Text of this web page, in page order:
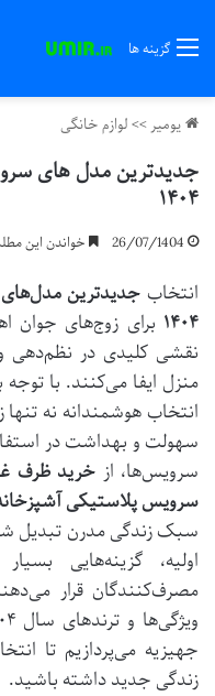
گزینه ها
یومیر>>لوازم خانگی
جدیدترین مدل های
۱۴۰۴
26/07/1404 خواندن این مطلب 9 دقیقه زمان
انتخاب جدیدترین
۱۴۰۴ برای زوج‌های جوان
نقشی کلیدی در نظم‌دهی
منزل ایفا می‌کنند. با
انتخاب هوشمندانه نه
سهولت و بهداشت در
سرویس‌ها، از خرید ظرف
سرویس پلاستیکی
سبک زندگی مدرن تبدیل
اولیه، گزینه‌هایی
مصرف‌کنندگان قرار
جهیزیه می‌پردازیم تا
زندگی جدید داشته باشید.